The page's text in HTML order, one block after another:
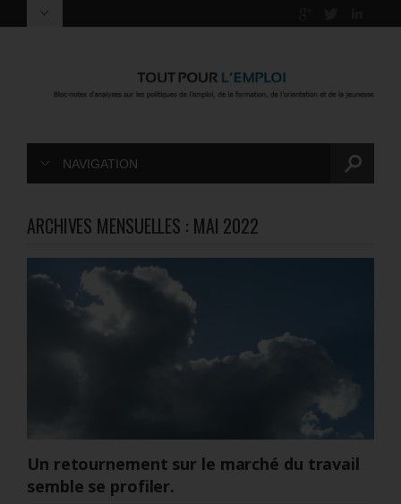
NAVIGATION
ARCHIVES MENSUELLES : MAI 2022
Un retournement sur le marché du travail
semble se profiler.